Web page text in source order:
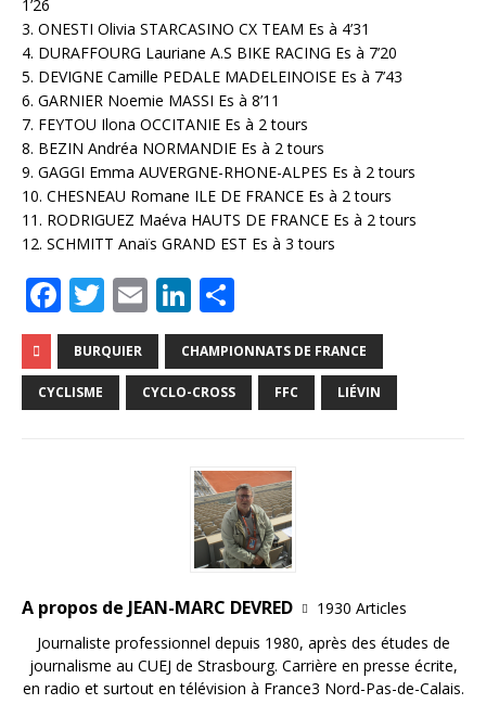
1’26
3. ONESTI Olivia STARCASINO CX TEAM Es à 4’31
4. DURAFFOURG Lauriane A.S BIKE RACING Es à 7’20
5. DEVIGNE Camille PEDALE MADELEINOISE Es à 7’43
6. GARNIER Noemie MASSI Es à 8’11
7. FEYTOU Ilona OCCITANIE Es à 2 tours
8. BEZIN Andréa NORMANDIE Es à 2 tours
9. GAGGI Emma AUVERGNE-RHONE-ALPES Es à 2 tours
10. CHESNEAU Romane ILE DE FRANCE Es à 2 tours
11. RODRIGUEZ Maéva HAUTS DE FRANCE Es à 2 tours
12. SCHMITT Anaïs GRAND EST Es à 3 tours
F
a
c
e
T
w
it
te
E
m
ai
l
Li
n
k
e
n
ar
ta
g
r
BURQUIER CHAMPIONNATS DE FRANCE
CYCLISME CYCLO-CROSS FFC LIÉVIN
A propos de JEAN-MARC DEVRED
1930 Articles
Journaliste professionnel depuis 1980, après des études de
journalisme au CUEJ de Strasbourg. Carrière en presse écrite,
en radio et surtout en télévision à France3 Nord-Pas-de-Calais.